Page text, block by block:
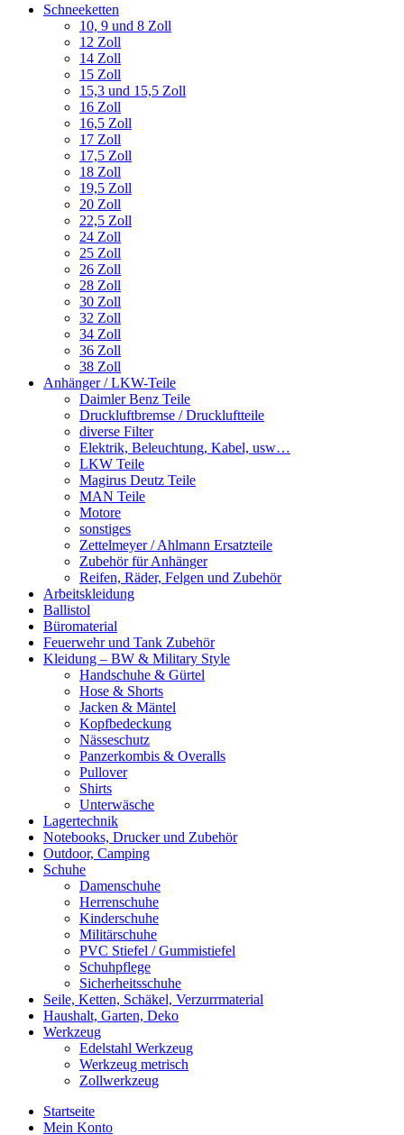
Schneeketten
10, 9 und 8 Zoll
12 Zoll
14 Zoll
15 Zoll
15,3 und 15,5 Zoll
16 Zoll
16,5 Zoll
17 Zoll
17,5 Zoll
18 Zoll
19,5 Zoll
20 Zoll
22,5 Zoll
24 Zoll
25 Zoll
26 Zoll
28 Zoll
30 Zoll
32 Zoll
34 Zoll
36 Zoll
38 Zoll
Anhänger / LKW-Teile
Daimler Benz Teile
Druckluftbremse / Druckluftteile
diverse Filter
Elektrik, Beleuchtung, Kabel, usw…
LKW Teile
Magirus Deutz Teile
MAN Teile
Motore
sonstiges
Zettelmeyer / Ahlmann Ersatzteile
Zubehör für Anhänger
Reifen, Räder, Felgen und Zubehör
Arbeitskleidung
Ballistol
Büromaterial
Feuerwehr und Tank Zubehör
Kleidung – BW & Military Style
Handschuhe & Gürtel
Hose & Shorts
Jacken & Mäntel
Kopfbedeckung
Nässeschutz
Panzerkombis & Overalls
Pullover
Shirts
Unterwäsche
Lagertechnik
Notebooks, Drucker und Zubehör
Outdoor, Camping
Schuhe
Damenschuhe
Herrenschuhe
Kinderschuhe
Militärschuhe
PVC Stiefel / Gummistiefel
Schuhpflege
Sicherheitsschuhe
Seile, Ketten, Schäkel, Verzurrmaterial
Haushalt, Garten, Deko
Werkzeug
Edelstahl Werkzeug
Werkzeug metrisch
Zollwerkzeug
Startseite
Mein Konto